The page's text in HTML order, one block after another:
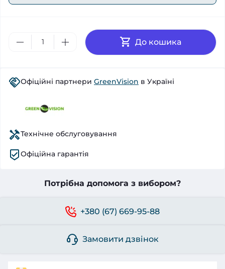
До кошика
Офіційні партнери GreenVision в Україні
Технічне обслуговування
Офіційна гарантія
Потрібна допомога з вибором?
+380 (67) 669-95-88
Замовити дзвінок